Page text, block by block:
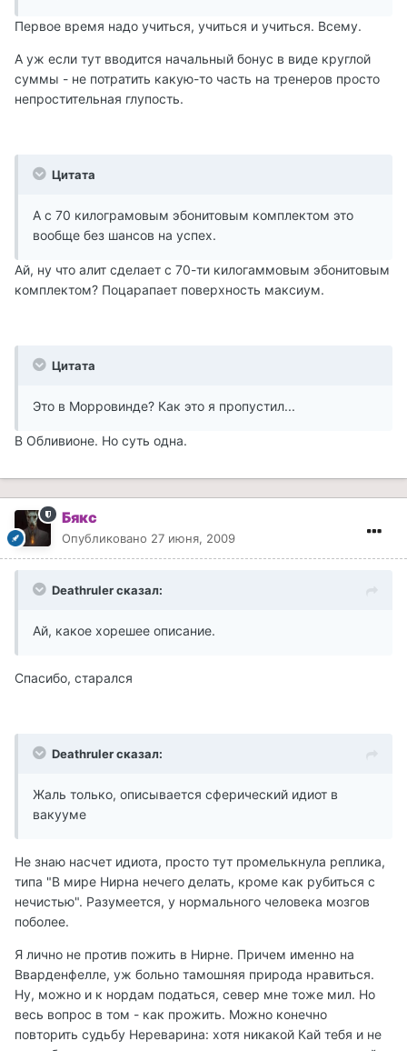
Первое время надо учиться, учиться и учиться. Всему.
А уж если тут вводится начальный бонус в виде круглой
суммы - не потратить какую-то часть на тренеров просто
непростительная глупость.
Цитата
А с 70 килограмовым эбонитовым комплектом это
вообще без шансов на успех.
Ай, ну что алит сделает с 70-ти килогаммовым эбонитовым
комплектом? Поцарапает поверхность максиум.
Цитата
Это в Морровинде? Как это я пропустил...
В Обливионе. Но суть одна.
Бякс
Опубликовано 27 июня, 2009
Deathruler сказал:
Ай, какое хорешее описание.
Спасибо, старался
Deathruler сказал:
Жаль только, описывается сферический идиот в
вакууме
Не знаю насчет идиота, просто тут промелькнула реплика,
типа "В мире Нирна нечего делать, кроме как рубиться с
нечистью". Разумеется, у нормального человека мозгов
поболее.
Я лично не против пожить в Нирне. Причем именно на
Вварденфелле, уж больно тамошняя природа нравиться.
Ну, можно и к нордам податься, север мне тоже мил. Но
весь вопрос в том - как прожить. Можно конечно
повторить судьбу Нереварина: хотя никакой Кай тебя и не